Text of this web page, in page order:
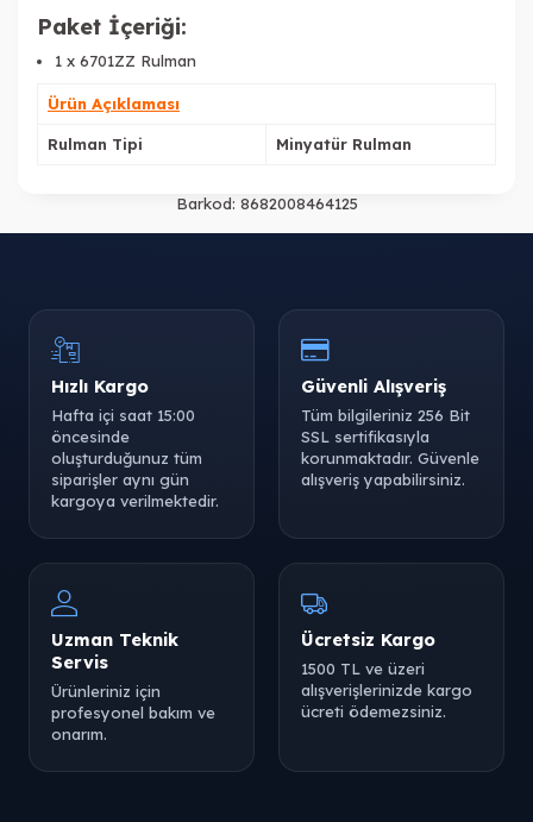
Paket İçeriği:
1 x 6701ZZ Rulman
Ürün Açıklaması
Rulman Tipi Minyatür Rulman
Barkod: 8682008464125
Hızlı Kargo
Hafta içi saat 15:00
öncesinde
oluşturduğunuz tüm
siparişler aynı gün
kargoya verilmektedir.
Güvenli Alışveriş
Tüm bilgileriniz 256 Bit
SSL sertifikasıyla
korunmaktadır. Güvenle
alışveriş yapabilirsiniz.
Uzman Teknik
Servis
Ürünleriniz için
profesyonel bakım ve
onarım.
Ücretsiz Kargo
1500 TL ve üzeri
alışverişlerinizde kargo
ücreti ödemezsiniz.